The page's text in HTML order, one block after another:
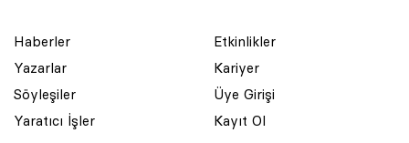
Haberler
Yazarlar
Söyleşiler
Yaratıcı İşler
Etkinlikler
Kariyer
Üye Girişi
Kayıt Ol